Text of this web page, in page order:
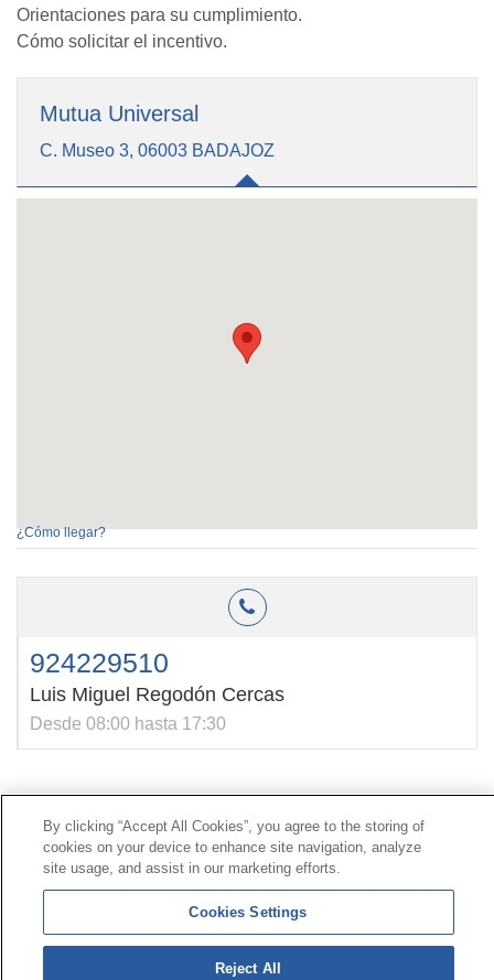
Orientaciones para su cumplimiento.
Cómo solicitar el incentivo.
Mutua Universal
C. Museo 3, 06003 BADAJOZ
¿Cómo llegar?
924229510
Luis Miguel Regodón Cercas
Desde 08:00 hasta 17:30
Contacto|Perfil del contratante|Reclamaciones
Línea Universal 900 203 203|Zona Privada Comisión de
Prestaciones Especiales|Zona Privada Proveedor
© Mutua Universal 2026 | Mapa del sitio | Aviso legal
Política de Protección de Datos
By clicking “Accept All Cookies”, you agree to the storing of
cookies on your device to enhance site navigation, analyze
site usage, and assist in our marketing efforts.
Cookies Settings
Reject All